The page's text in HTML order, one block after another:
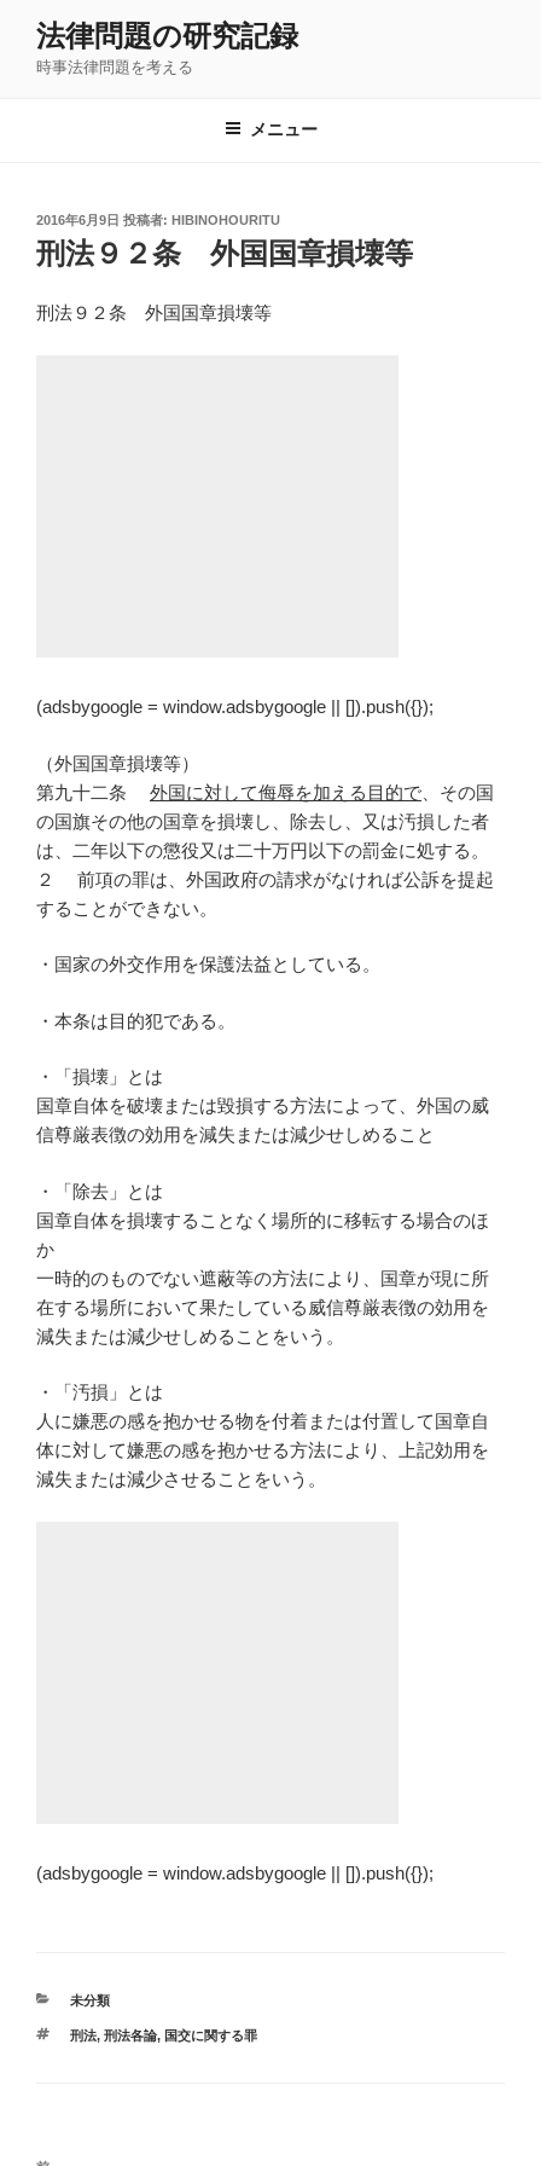
法律問題の研究記録
時事法律問題を考える
メニュー
投
稿
日:
2016年6月9日 投稿者: HIBINOHOURITU
刑法９２条 外国国章損壊等
刑法９２条 外国国章損壊等
(adsbygoogle = window.adsbygoogle || []).push({});
（外国国章損壊等）
第九十二条 外国に対して侮辱を加える目的で 、その国
の国旗その他の国章を損壊し、除去し、又は汚損した者
は、二年以下の懲役又は二十万円以下の罰金に処する。
２ 前項の罪は、外国政府の請求がなければ公訴を提起
することができない。
・国家の外交作用を保護法益としている。
・本条は目的犯である。
・「損壊」とは
国章自体を破壊または毀損する方法によって、外国の威
信尊厳表徴の効用を減失または減少せしめること
・「除去」とは
国章自体を損壊することなく場所的に移転する場合のほ
か
一時的のものでない遮蔽等の方法により、国章が現に所
在する場所において果たしている威信尊厳表徴の効用を
減失または減少せしめることをいう。
・「汚損」とは
人に嫌悪の感を抱かせる物を付着または付置して国章自
体に対して嫌悪の感を抱かせる方法により、上記効用を
減失または減少させることをいう。
(adsbygoogle = window.adsbygoogle || []).push({});
カ
ゴ
未分類
タ
刑法, 刑法各論, 国交に関する罪
投